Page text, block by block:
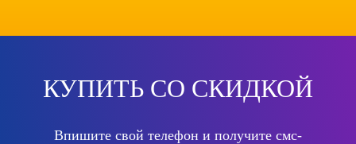
КУПИТЬ СО СКИДКОЙ
Впишите свой телефон и получите смс-